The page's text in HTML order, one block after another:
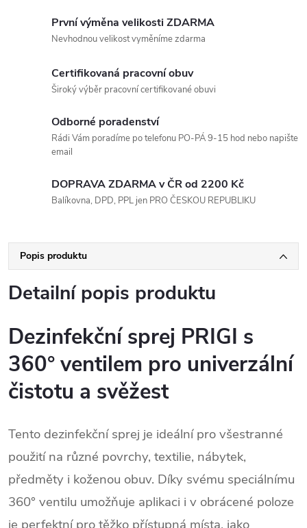
První výměna velikosti ZDARMA
Nevhodnou velikost vyměníme zdarma
Certifikovaná pracovní obuv
Široký výběr pracovní certifikované obuvi
Odborné poradenství
Rádi Vám poradíme po telefonu PO-PÁ 9-15 hod nebo napište
email
DOPRAVA ZDARMA v ČR od 2200 Kč
Balíkovna, DPD, PPL jen PRO ČESKOU REPUBLIKU
Popis produktu
Detailní popis produktu
Dezinfekční sprej PRIGI s
360° ventilem pro univerzální
čistotu a svěžest
Tento dezinfekční sprej je ideální pro všestranné
použití na různé povrchy, textilie, nábytek,
předměty i koženou obuv. Díky svému speciálnímu
360° ventilu umožňuje aplikaci i v obrácené poloze
je perfektní pro těžko přístupná místa, jako